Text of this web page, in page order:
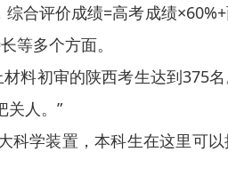
评价成绩=高考成绩
等多个方面。
初审的陕西考生达到375
关人。”
学装置，本科生在这里可